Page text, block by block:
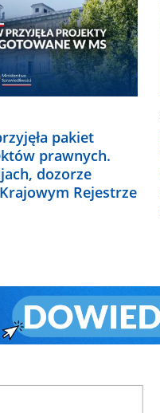
pakiet
prawnych.
dozorze
Rejestrze